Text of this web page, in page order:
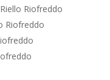
Riofreddo
Riofreddo